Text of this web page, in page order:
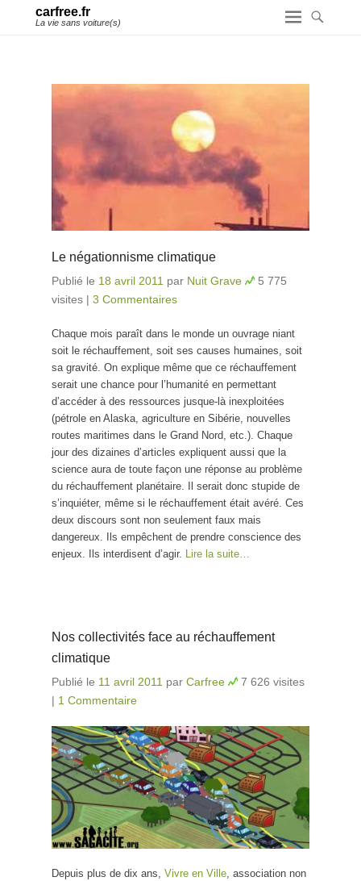
carfree.fr
La vie sans voiture(s)
Le négationnisme climatique
Publié le 18 avril 2011 par Nuit Grave
5 775
visites | 3 Commentaires
Chaque mois paraît dans le monde un ouvrage niant
soit le réchauffement, soit ses causes humaines, soit
sa gravité. On explique même que ce réchauffement
serait une chance pour l’humanité en permettant
d’accéder à des ressources jusque-là inexploitées
(pétrole en Alaska, agriculture en Sibérie, nouvelles
routes maritimes dans le Grand Nord, etc.). Chaque
jour des dizaines d’articles expliquent aussi que la
science aura de toute façon une réponse au problème
du réchauffement planétaire. Il serait donc stupide de
s’inquiéter, même si le réchauffement était avéré. Ces
deux discours sont non seulement faux mais
dangereux. Ils empêchent de prendre conscience des
enjeux. Ils interdisent d’agir.
Lire la suite…
Nos collectivités face au réchauffement
climatique
Publié le 11 avril 2011 par Carfree
7 626 visites
| 1 Commentaire
Depuis plus de dix ans, Vivre en Ville, association non